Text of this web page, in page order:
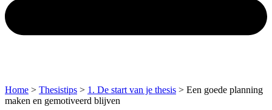
Home > Thesistips > 1. De start van je thesis > Een goede planning
maken en gemotiveerd blijven